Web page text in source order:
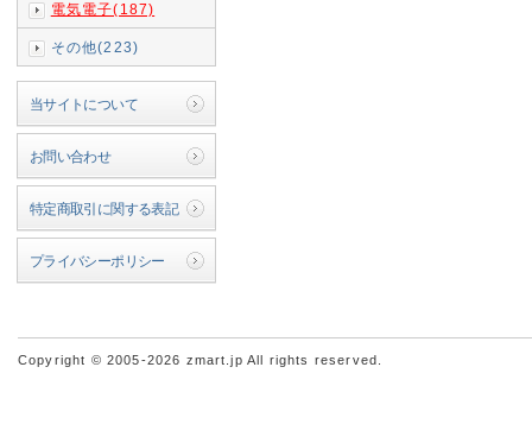
電気電子(187)
その他(223)
当サイトについて
お問い合わせ
特定商取引に関する表記
プライバシーポリシー
Copyright © 2005-2026 zmart.jp All rights reserved.